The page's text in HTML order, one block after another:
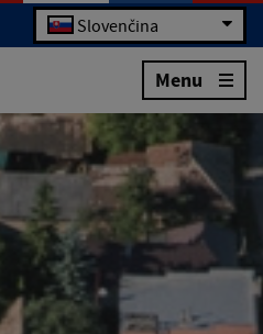
Slovenčina
Menu